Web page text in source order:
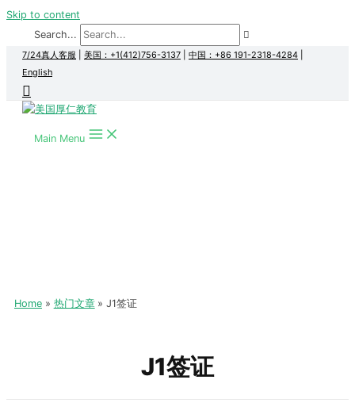
Skip to content
Search...
7/24真人客服 美国：+1(412)756-3137 中国：+86 191-2318-4284
English
Main Menu
Home 热门文章 J1签证
J1签证